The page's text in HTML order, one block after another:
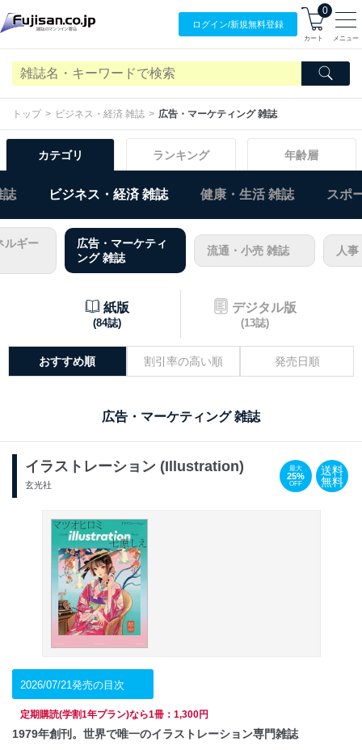
ログイン/新規無料登録
0
カート メニュー
トップ ビジネス・経済 雑誌 広告・マーケティング 雑誌
カテゴリ ランキング 年齢層
誌 ビジネス・経済 雑誌 健康・生活 雑誌 スポ
ルギー
広告・マーケティ
ング 雑誌
流通・小売 雑誌 人
紙版
(84誌)
デジタル版
(13誌)
おすすめ順 割引率の高い順 発売日順
広告・マーケティング 雑誌
イラストレーション (Illustration)
玄光社
最大
25%
OFF
送料
無料
2026/07/21発売の目次
定期購読(学割1年プラン)なら1冊：1,300円
1979年創刊。世界で唯一のイラストレーション専門雑誌